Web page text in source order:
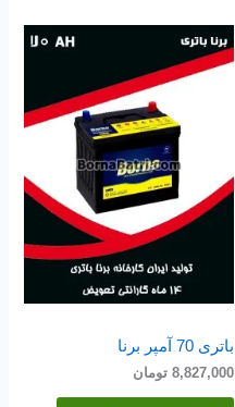
باتری 70 آمپر برنا
8,827,000 تومان